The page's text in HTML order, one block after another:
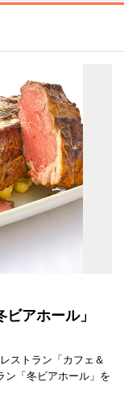
ビアホール」
ストラン「カフェ＆
ン「冬ビアホール」を